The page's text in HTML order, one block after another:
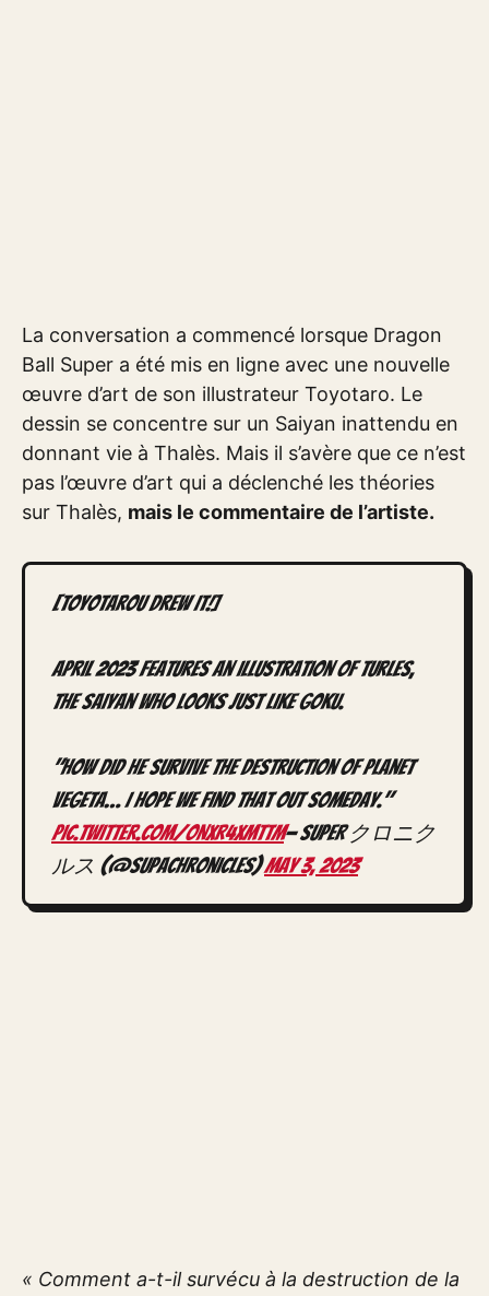
La conversation a commencé lorsque Dragon
Ball Super a été mis en ligne avec une nouvelle
œuvre d’art de son illustrateur Toyotaro. Le
dessin se concentre sur un Saiyan inattendu en
donnant vie à Thalès. Mais il s’avère que ce n’est
pas l’œuvre d’art qui a déclenché les théories
sur Thalès, mais le commentaire de l’artiste.
[Toyotarou Drew It!]
April 2023 features an illustration of Turles,
the Saiyan who looks just like Goku.
"How did he survive the destruction of planet
Vegeta… I hope we find that out someday."
pic.twitter.com/oNxr4xMtTm— SUPER クロニク
ルス (@SupaChronicles)May 3, 2023
« Comment a-t-il survécu à la destruction de la